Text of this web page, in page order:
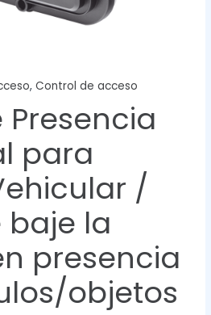
,Control de acceso
Presencia
para
/
baje la
presencia
objetos